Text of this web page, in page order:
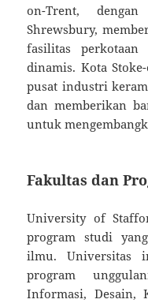
on-Trent,
Shrewsbury,
fasilitas
dinamis. Kota
pusat industri
dan memberikan
untuk
Fakultas dan
University of
program studi
ilmu. Universitas
program
Informasi, Desain,